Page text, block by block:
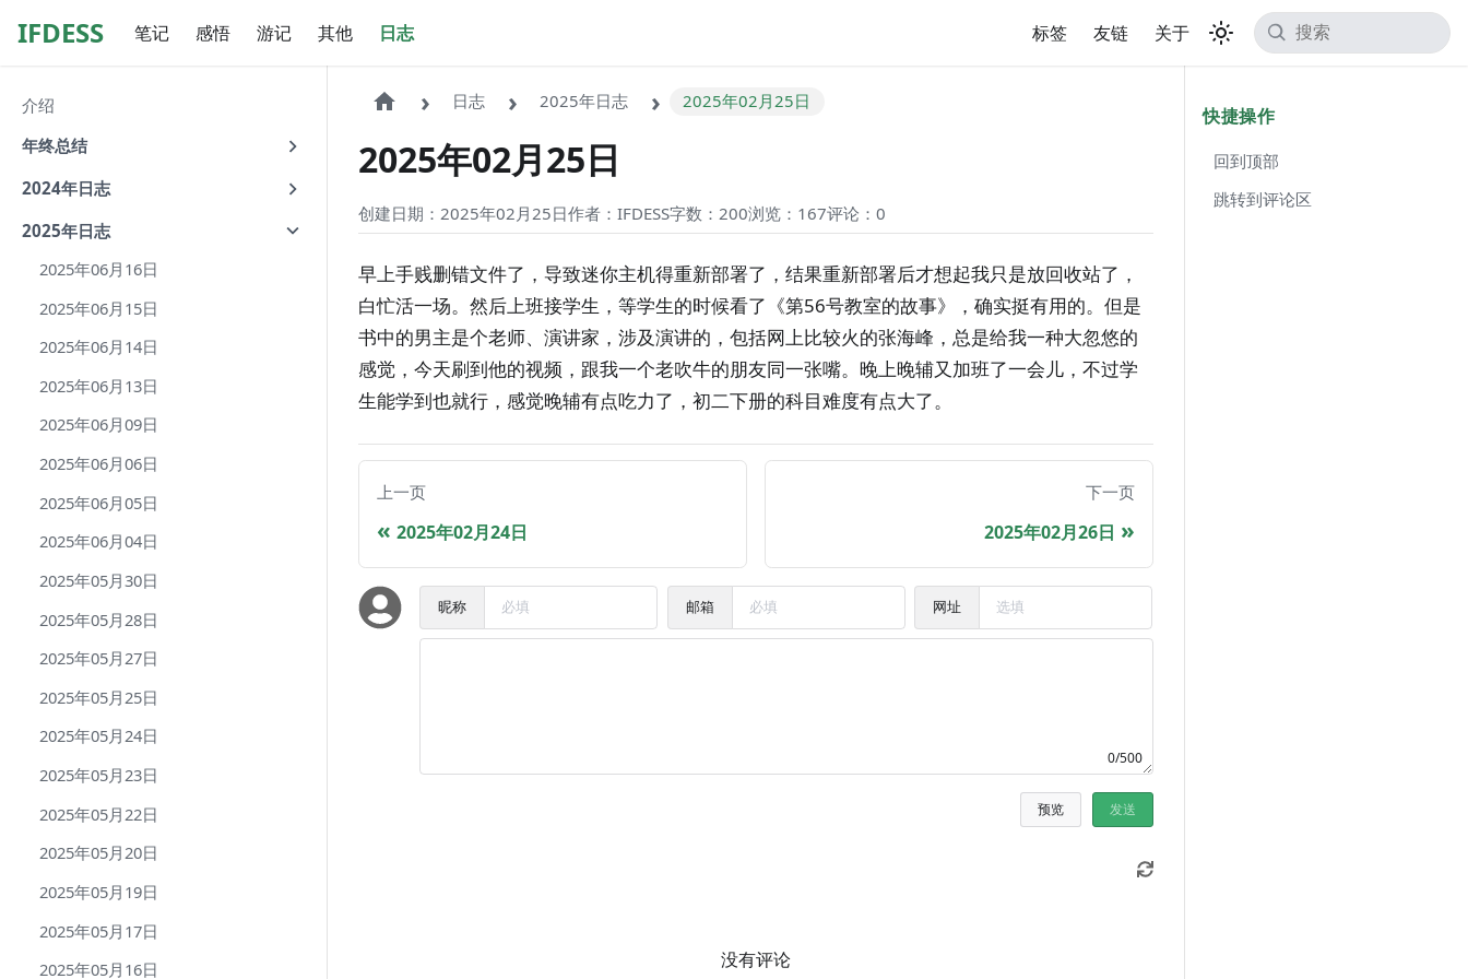
IFDESS 笔记 感悟 游记 其他 日志 标签 友链 关于
介绍
年终总结
2024年日志
2025年日志
2025年06月16日
2025年06月15日
2025年06月14日
2025年06月13日
2025年06月09日
2025年06月06日
2025年06月05日
2025年06月04日
2025年05月30日
2025年05月28日
2025年05月27日
2025年05月25日
2025年05月24日
2025年05月23日
2025年05月22日
2025年05月20日
2025年05月19日
2025年05月17日
2025年05月16日
日志 2025年日志 2025年02月25日
2025年02月25日
创建日期：2025年02月25日作者：IFDESS字数：200浏览：167评论： 0
早上手贱删错文件了，导致迷你主机得重新部署了，结果重新部署后才想起我只是放回收站了，
白忙活一场。然后上班接学生，等学生的时候看了《第56号教室的故事》，确实挺有用的。但是
书中的男主是个老师、演讲家，涉及演讲的，包括网上比较火的张海峰，总是给我一种大忽悠的
感觉，今天刷到他的视频，跟我一个老吹牛的朋友同一张嘴。晚上晚辅又加班了一会儿，不过学
生能学到也就行，感觉晚辅有点吃力了，初二下册的科目难度有点大了。
上一页
2025年02月24日
下一页
2025年02月26日
昵称 邮箱 网址
0/500
预览 发送
没有评论
快捷操作
回到顶部
跳转到评论区